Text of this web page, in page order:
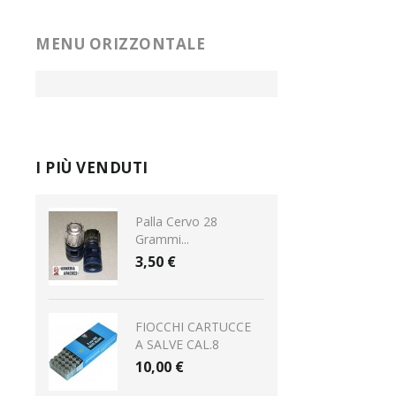
MENU ORIZZONTALE
I PIÙ VENDUTI
Palla Cervo 28
Grammi...
3,50 €
FIOCCHI CARTUCCE
A SALVE CAL.8
10,00 €